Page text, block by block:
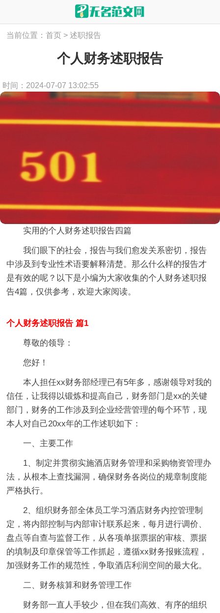
当前位置：首页 > 述职报告
个人财务述职报告
时间：2024-07-07 13:02:55
实用的个人财务述职报告四篇
我们眼下的社会，报告与我们愈发关系密切，报告
中涉及到专业性术语要解释清楚。那么什么样的报告才
是有效的呢？以下是小编为大家收集的个人财务述职报
告4篇，仅供参考，欢迎大家阅读。
个人财务述职报告 篇1
尊敬的领导：
您好！
本人担任xx财务部经理已有5年多，感谢领导对我的
信任，让我得以锻炼和提高自己，财务部门是xx的关键
部门，财务的工作涉及到企业经营管理的每个环节，现
本人对自己20xx年的工作述职如下：
一、主要工作
1、制定并贯彻实施酒店财务管理和采购物资管理办
法，从根本上查找漏洞，确保财务各岗位的规章制度能
严格执行。
2、组织财务部全体员工学习酒店财务内控管理制
定，将内部控制与内部审计联系起来，每月进行调价、
盘点等自查与监督工作，从各项单据票据的审核、票据
的填制及印章保管等工作抓起，遵循xx财务报账流程，
加强财务工作的规范性，争取酒店利润空间的最大化。
二、财务核算和财务管理工作
财务部一直人手较少，但在我们高效、有序的组织